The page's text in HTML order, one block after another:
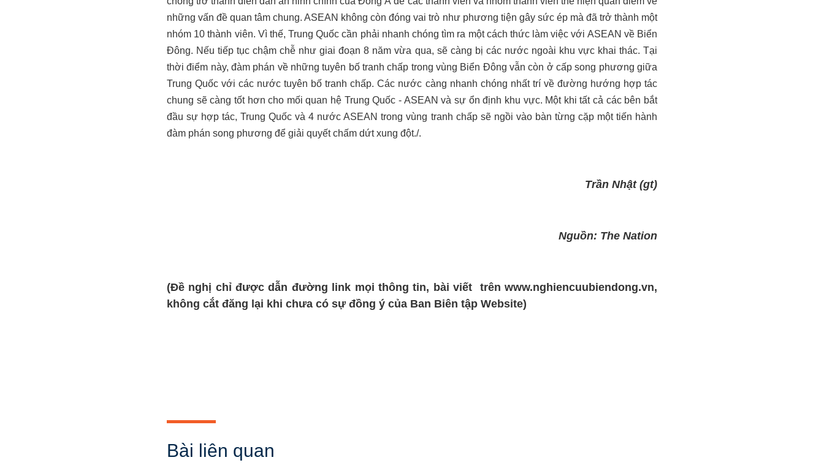
những vấn đề quan tâm chung. ASEAN không còn đóng vai trò như phương tiện gây sức ép mà đã trở thành một
nhóm 10 thành viên. Vì thế, Trung Quốc cần phải nhanh chóng tìm ra một cách thức làm việc với ASEAN về Biển
Đông. Nếu tiếp tục chậm chễ như giai đoạn 8 năm vừa qua, sẽ càng bị các nước ngoài khu vực khai thác.Tại
thời điểm này, đàm phán về những tuyên bố tranh chấp trong vùng Biển Đông vẫn còn ở cấp song phương giữa
Trung Quốc với các nước tuyên bố tranh chấp. Các nước càng nhanh chóng nhất trí về đường hướng hợp tác
chung sẽ càng tốt hơn cho mối quan hệ Trung Quốc - ASEAN và sự ổn định khu vực. Một khi tất cả các bên bắt
đầu sự hợp tác, Trung Quốc và 4 nước ASEAN trong vùng tranh chấp sẽ ngồi vào bàn từng cặp một tiến hành
đàm phán song phương để giải quyết chấm dứt xung đột./.
Trần Nhật (gt)
Nguồn: The Nation
(Đề nghị chỉ được dẫn đường link mọi thông tin, bài viết trên www.nghiencuubiendong.vn,
không cắt đăng lại khi chưa có sự đồng ý của Ban Biên tập Website)
Bài liên quan